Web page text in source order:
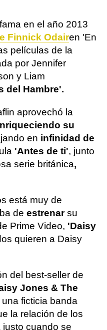
en el año 2013
Finnick Odairen 'En
películas de la
por Jennifer
y Liam
del Hambre'.
aprovechó la
su
en infinidad de
'Antes de ti', junto
serie británica,
está muy de
de estrenarsu
Prime Video, 'Daisy
quieren a Daisy
del best-seller de
Jones & The
ficticia banda
la relación de los
cuando se